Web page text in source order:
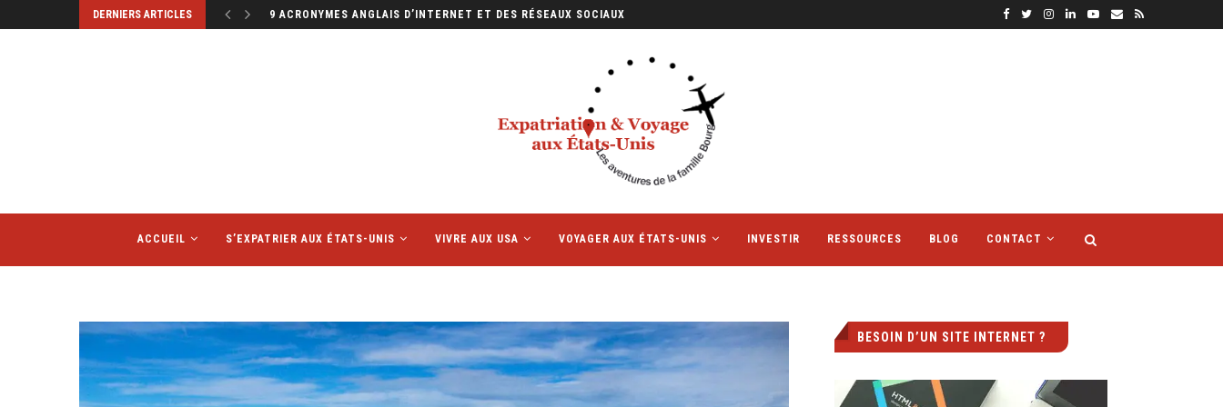
DERNIERS ARTICLES MINI ALBUMS PHOTOS : LE PETIT FORMAT QUI...
ACCUEIL S’EXPATRIER AUX ÉTATS-UNIS VIVRE AUX USA VOYAGER AUX ÉTATS-UNIS INVESTIR RESSOURCES BLOG CONTACT
BESOIN D’UN SITE INTERNET ?